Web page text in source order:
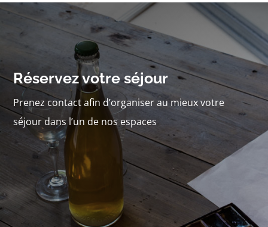
Réservez votre séjour
Prenez contact afin d’organiser au mieux votre
séjour dans l’un de nos espaces